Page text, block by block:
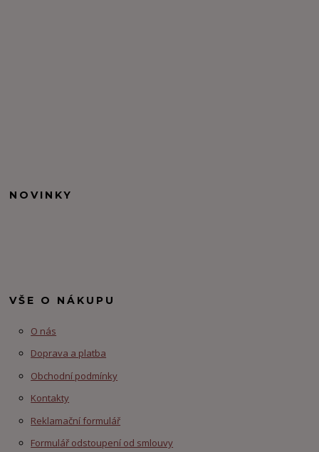
NOVINKY
VŠE O NÁKUPU
O nás
Doprava a platba
Obchodní podmínky
Kontakty
Reklamační formulář
Formulář odstoupení od smlouvy